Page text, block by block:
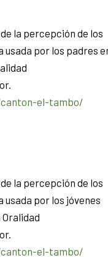
de la percepción de los
usada por los padres
el-tambo/
de la percepción de los
usada por los jóvenes
el-tambo/